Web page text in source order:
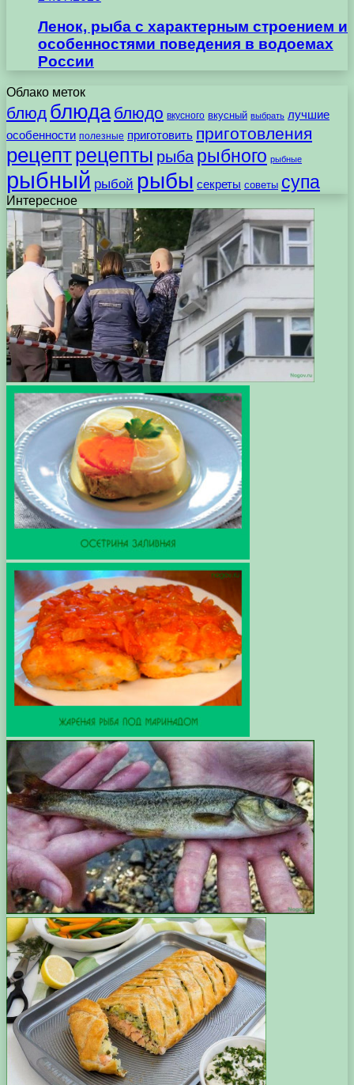
Ленок, рыба с характерным строением и
особенностями поведения в водоемах
России
Облако меток
блюд блюда блюдо вкусного вкусный выбрать лучшие
особенности полезные приготовить приготовления
рецептрецепты рыба рыбного рыбные
рыбный рыбой рыбы секреты советы супа
Интересное